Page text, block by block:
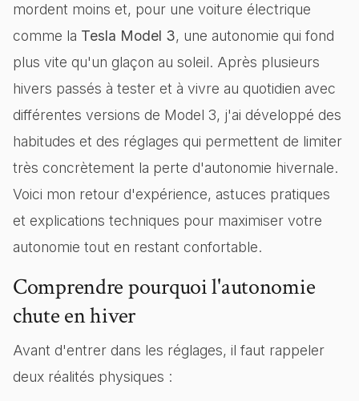
mordent moins et, pour une voiture électrique
comme la Tesla Model 3, une autonomie qui fond
plus vite qu'un glaçon au soleil. Après plusieurs
hivers passés à tester et à vivre au quotidien avec
différentes versions de Model 3, j'ai développé des
habitudes et des réglages qui permettent de limiter
très concrètement la perte d'autonomie hivernale.
Voici mon retour d'expérience, astuces pratiques
et explications techniques pour maximiser votre
autonomie tout en restant confortable.
Comprendre pourquoi l'autonomie
chute en hiver
Avant d'entrer dans les réglages, il faut rappeler
deux réalités physiques :